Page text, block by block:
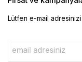
Lütfen e-mail